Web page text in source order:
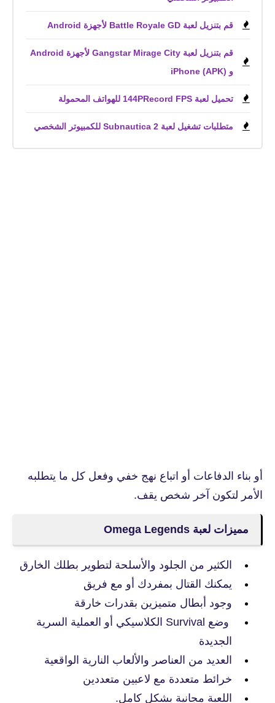
قم بتنزيل لعبة Battle Royale GD لأجهزة Android
قم بتنزيل لعبة Gangstar Mirage City لأجهزة Android
و iPhone (APK)
تحميل لعبة 144PRecord FPS للهواتف المحمولة
متطلبات تشغيل لعبة Subnautica 2 للكمبيوتر الشخصي
أو بناء الدفاعات أو اتباع نهج خفي وفعل كل ما يتطلبه
الأمر لتكون آخر شخص يقف.
مميزات لعبة Omega Legends‏
الكثير من الجلود والأسلحة لتطوير بطلك الخارق
يمكنك القتال بمفردك أو مع فريق
وجود أبطال متميزين بقدرات خارقة
وضع Survival الكلاسيكي أو العملية السرية
الجديدة
العديد من العناصر والألعاب النارية الواقعية
خرائط متعددة مع لاعبين متعددين
اللعبة مجانية بشكل كامل.